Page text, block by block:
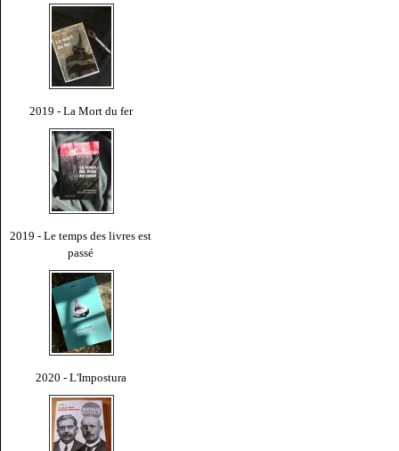
2019 - La Mort du fer
2019 - Le temps des livres est
passé
2020 - L'Impostura